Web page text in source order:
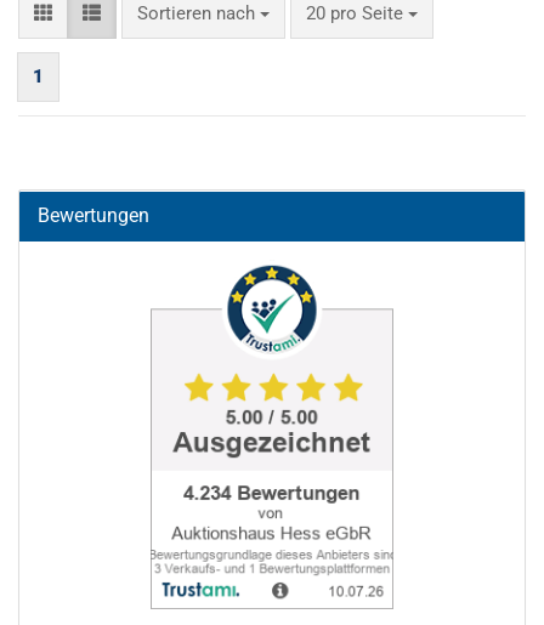
Sortieren nach
Sortieren nach 20 pro Seite
pro Seite
1
Bewertungen